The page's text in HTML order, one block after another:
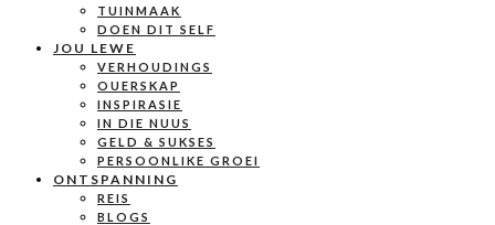
TUINMAAK
DOEN DIT SELF
JOU LEWE
VERHOUDINGS
OUERSKAP
INSPIRASIE
IN DIE NUUS
GELD & SUKSES
PERSOONLIKE GROEI
ONTSPANNING
REIS
BLOGS